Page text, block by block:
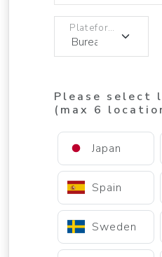
Plateforme
Please select
(max 6
Japan
Spain
Sweden